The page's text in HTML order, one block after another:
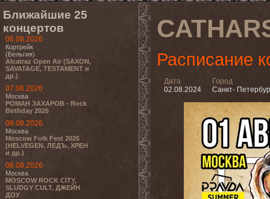
Ближайшие 25
концертов
06.08.2026
Кортрейк
(Бельгия)
Alcatraz Open Air (SAXON,
SAVATAGE, TESTAMENT и
др.)
07.08.2026
Москва
РОМАН ЗАХАРОВ - Rock
Birthday 2026
08.08.2026
Москва
Moscow Folk Fest 2026
(HELVEGEN, ЛЕДЪ, ХРЕН
и др.)
08.08.2026
Москва
MOSCOW ROCK CITY,
SLUDGY CULT, ДЖЕЙН
ДОУ
Расписание
Дата
02.08.2024
Город
Санкт-